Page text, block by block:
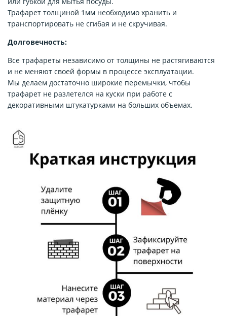
Трафарет толщиной 1мм необходимо хранить и
транспортировать не сгибая и не скручивая.
Долговечность:
Все трафареты независимо от толщины не растягиваются
и не меняют своей формы в процессе эксплуатации.
Мы делаем достаточно широкие перемычки, чтобы
трафарет не разлетелся на куски при работе с
декоративными штукатурками на больших объемах.